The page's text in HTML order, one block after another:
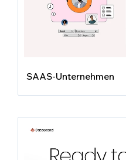
SAAS-Unternehmen